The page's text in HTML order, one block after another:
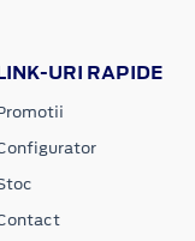
URI RAPIDE